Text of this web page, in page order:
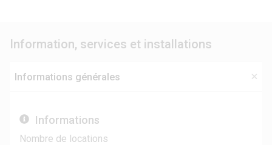
Information, services et installations
Informations générales
Informations
Nombre de locations